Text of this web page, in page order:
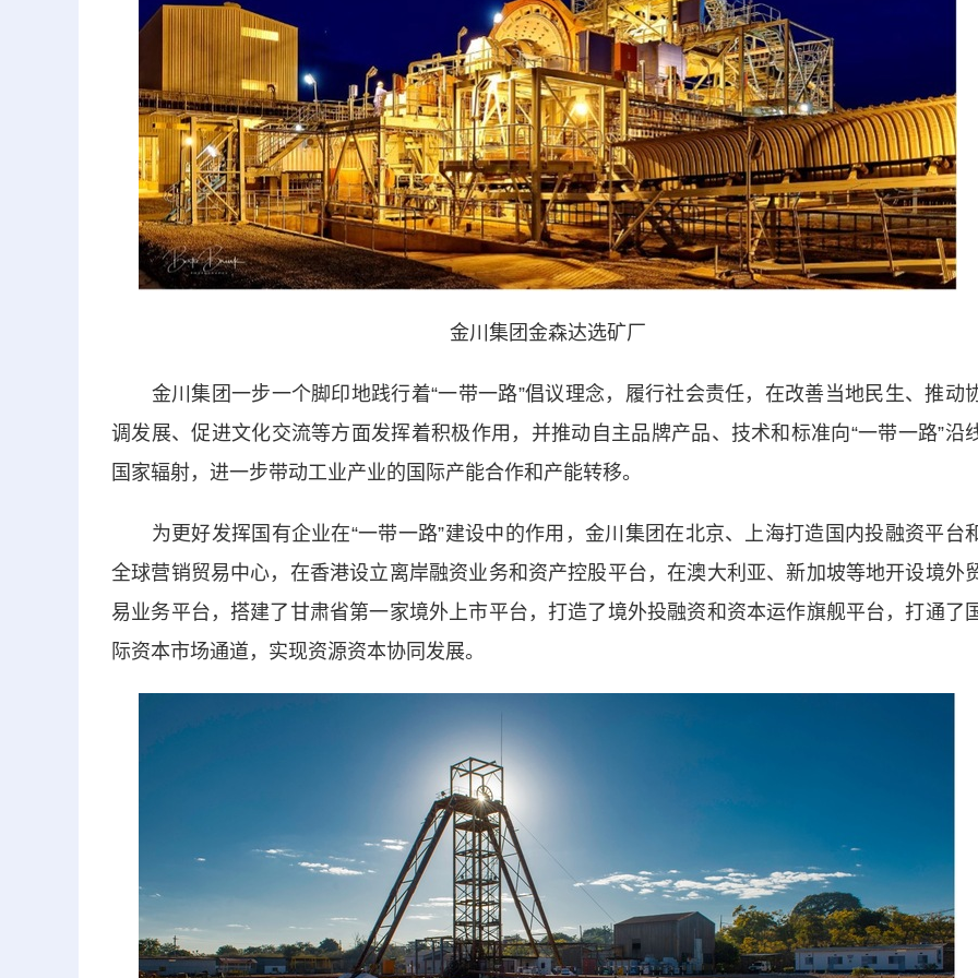
金川集团金森达选矿厂
金川集团一步一个脚印地践行着“一带一路”倡议理念，履行社会责任，在改善当地民生、推动
调发展、促进文化交流等方面发挥着积极作用，并推动自主品牌产品、技术和标准向“一带一路”沿
国家辐射，进一步带动工业产业的国际产能合作和产能转移。
为更好发挥国有企业在“一带一路”建设中的作用，金川集团在北京、上海打造国内投融资平台
全球营销贸易中心，在香港设立离岸融资业务和资产控股平台，在澳大利亚、新加坡等地开设境外
易业务平台，搭建了甘肃省第一家境外上市平台，打造了境外投融资和资本运作旗舰平台，打通了
际资本市场通道，实现资源资本协同发展。